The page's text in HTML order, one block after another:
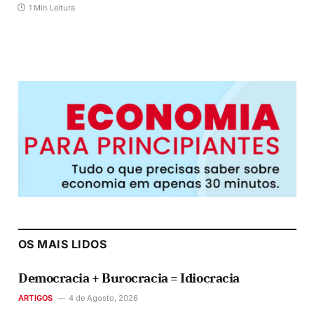
1 Min Leitura
OS MAIS LIDOS
Democracia + Burocracia = Idiocracia
ARTIGOS 4 de Agosto, 2026